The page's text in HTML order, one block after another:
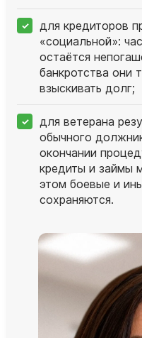
для кредиторов
«социальной»:
остаётся
банкротства они
взыскивать долг;
для ветерана
обычного
окончании
кредиты и займы
этом боевые и
сохраняются.